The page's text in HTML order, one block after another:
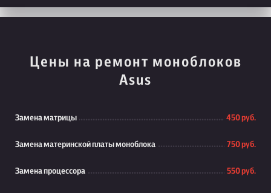
Цены на ремонт моноблоков
Asus
Замена матрицы 450 руб.
Замена материнской платы моноблока 750 руб.
Замена процессора 550 руб.